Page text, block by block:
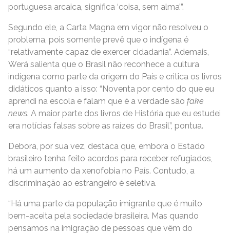
portuguesa arcaica, significa ‘coisa, sem alma’”.
Segundo ele, a Carta Magna em vigor não resolveu o
problema, pois somente prevê que o indígena é
“relativamente capaz de exercer cidadania”. Ademais,
Werá salienta que o Brasil não reconhece a cultura
indígena como parte da origem do País e critica os livros
didáticos quanto a isso: “Noventa por cento do que eu
aprendi na escola e falam que é a verdade são fake
news. A maior parte dos livros de História que eu estudei
era notícias falsas sobre as raízes do Brasil”, pontua.
Debora, por sua vez, destaca que, embora o Estado
brasileiro tenha feito acordos para receber refugiados,
há um aumento da xenofobia no País. Contudo, a
discriminação ao estrangeiro é seletiva.
“Há uma parte da população imigrante que é muito
bem-aceita pela sociedade brasileira. Mas quando
pensamos na imigração de pessoas que vêm do